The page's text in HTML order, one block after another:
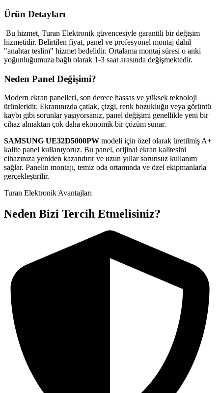
Ürün Detayları
Bu hizmet, Turan Elektronik güvencesiyle garantili bir değişim
hizmetidir. Belirtilen fiyat, panel ve profesyonel montaj dahil
"anahtar teslim" hizmet bedelidir. Ortalama montaj süresi o anki
yoğunluğumuza bağlı olarak 1-3 saat arasında değişmektedir.
Neden Panel Değişimi?
Modern ekran panelleri, son derece hassas ve yüksek teknoloji
ürünleridir. Ekranınızda çatlak, çizgi, renk bozukluğu veya görüntü
kaybı gibi sorunlar yaşıyorsanız, panel değişimi genellikle yeni bir
cihaz almaktan çok daha ekonomik bir çözüm sunar.
SAMSUNG UE32D5000PW modeli için özel olarak üretilmiş A+
kalite panel kullanıyoruz. Bu panel, orijinal ekran kalitesini
cihazınıza yeniden kazandırır ve uzun yıllar sorunsuz kullanım
sağlar. Panelin montajı, temiz oda ortamında ve özel ekipmanlarla
gerçekleştirilir.
Turan Elektronik Avantajları
Neden Bizi Tercih Etmelisiniz?